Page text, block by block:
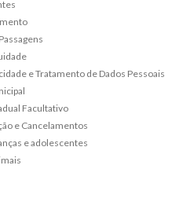
e Tratamento de Dados Pessoais
Facultativo
e Cancelamentos
e adolescentes